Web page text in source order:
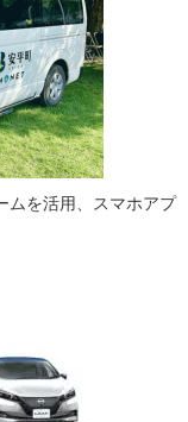
を活用、スマホアプ